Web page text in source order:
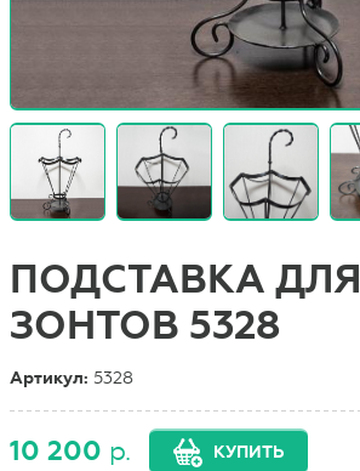
ПОДСТАВКА ДЛЯ
ЗОНТОВ 5328
Артикул: 5328
10 200 р. КУПИТЬ